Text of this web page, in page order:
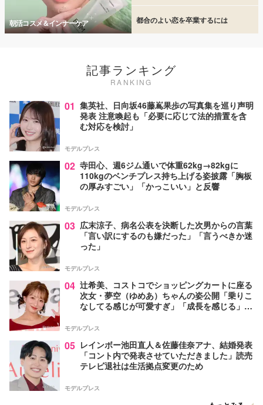
朝活コスメ＆インナーケア 都合のよい恋を卒業するには
記事ランキング
RANKING
01 集英社、日向坂46藤嶌果歩の写真集を巡り声明
発表 注意喚起も「必要に応じて法的措置を含
む対応を検討」
モデルプレス
02 寺田心、週6ジム通いで体重62kg→82kgに
110kgのベンチプレス持ち上げる姿披露「胸板
の厚みすごい」「かっこいい」と反響
モデルプレス
03 広末涼子、病名公表を決断した次男からの言葉
「言い訳にするのも嫌だった」「言うべきか迷
った」
モデルプレス
04 辻希美、コストコでショッピングカートに座る
次女・夢空（ゆめあ）ちゃんの姿公開「乗りこ
なしてる感じが可愛すぎ」「成長を感じる」の
モデルプレス
05 レインボー池田直人＆佐藤佳奈アナ、結婚発表
「コント内で発表させていただきました」読売
テレビ退社は生活拠点変更のため
モデルプレス